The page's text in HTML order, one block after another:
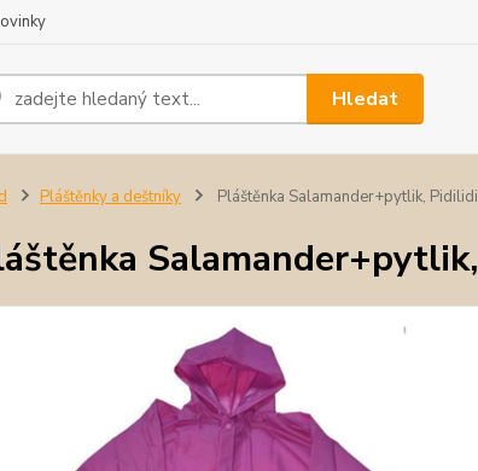
Hledat
Pláštěnky a deštníky Pláštěnka Salamander+pytlik,